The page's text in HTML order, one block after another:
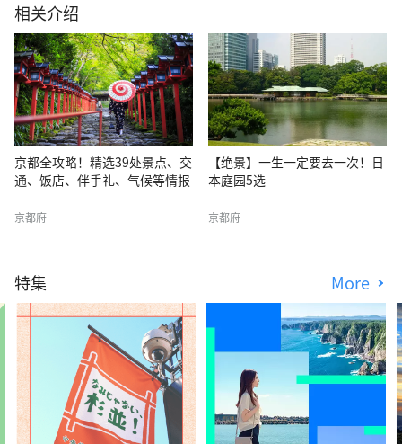
相关介绍
京都全攻略！精选39处景点、交
通、饭店、伴手礼、气候等情报
京都府
【绝景】一生一定要去一次！日
本庭园5选
京都府
特集 More